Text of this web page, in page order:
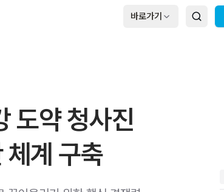
바로가기
도약 청사진
계 구축